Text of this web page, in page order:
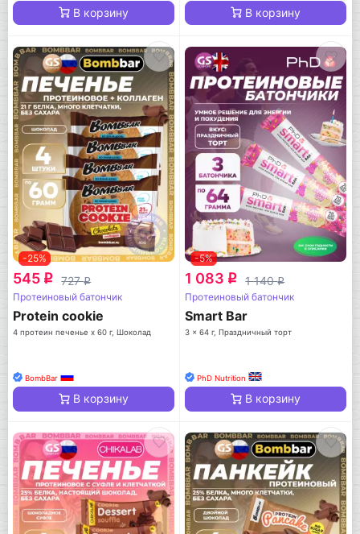
В корзину В корзину
-25%
545 q 727q
Протеиновый батончик
Protein cookie
4 протеин печенье x 60 г, Шоколад
BombBar
В корзину
-5%
1 083 q 1 140q
Протеиновый батончик
Smart Bar
3 x 64 г, Праздничный торт
PhD Nutrition
В корзину